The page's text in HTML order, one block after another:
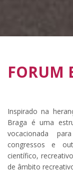
FORUM
Inspirado na
Braga é uma
vocacionada
congressos e
científico,
de âmbito